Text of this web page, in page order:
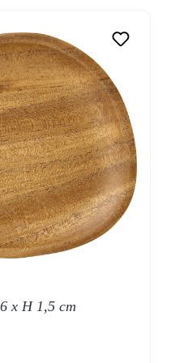
x H 1,5 cm